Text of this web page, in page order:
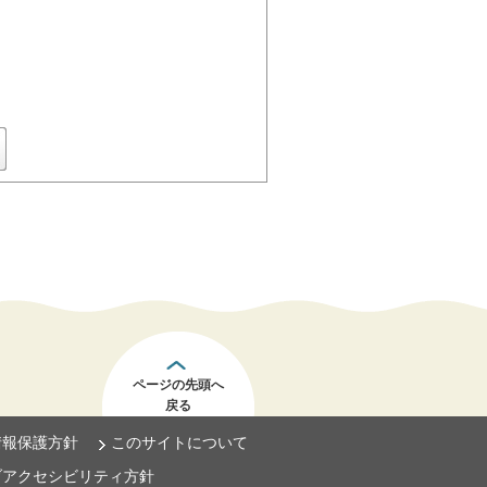
ページの先頭へ
戻る
保護方針
このサイトについて
クセシビリティ方針